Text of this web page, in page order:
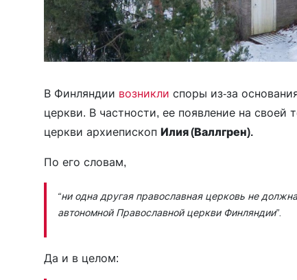
В Финляндии возникли споры из-за
церкви. В частности, ее появление на своей
церкви архиепископ Илия (Валлгрен).
По его словам,
“ни одна другая православная церковь не
автономной Православной церкви Финляндии”.
Да и в целом: